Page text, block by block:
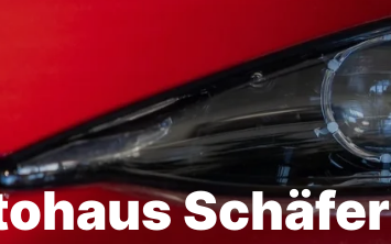
Schäfer